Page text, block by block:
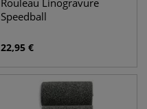
Rouleau Linogravure
Speedball
22,95 €